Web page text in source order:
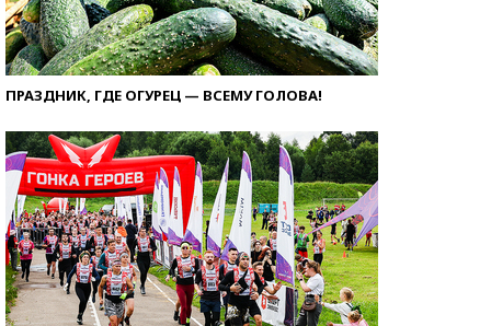
ПРАЗДНИК, ГДЕ ОГУРЕЦ — ВСЕМУ ГОЛОВА!